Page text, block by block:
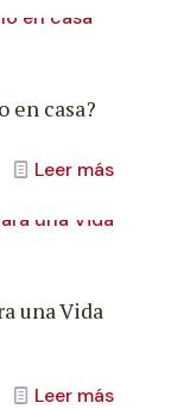
en casa?
Leer más
una Vida
Leer más